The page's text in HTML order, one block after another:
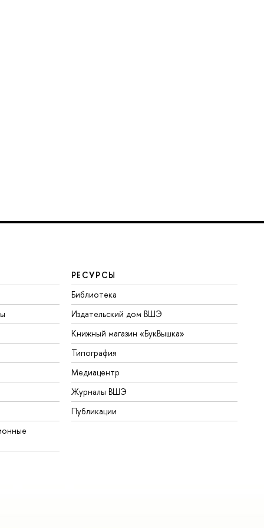
РЕСУРСЫ
Библиотека
Издательский дом ВШЭ
Книжный магазин «БукВышка»
Типография
Медиацентр
Журналы ВШЭ
Публикации